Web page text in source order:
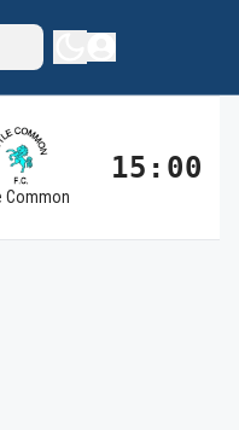
Common
15:00